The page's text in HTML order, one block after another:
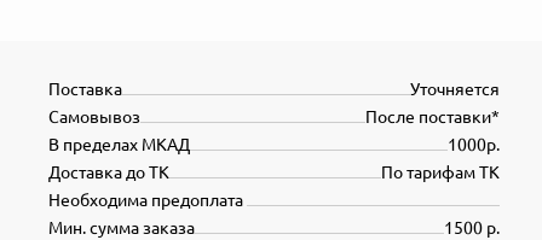
Уточняется
Поставка
После поставки*
Самовывоз
1000р.
В пределах МКАД
По тарифам ТК
Доставка до ТК
Необходима предоплата
1500 р.
Мин. сумма заказа